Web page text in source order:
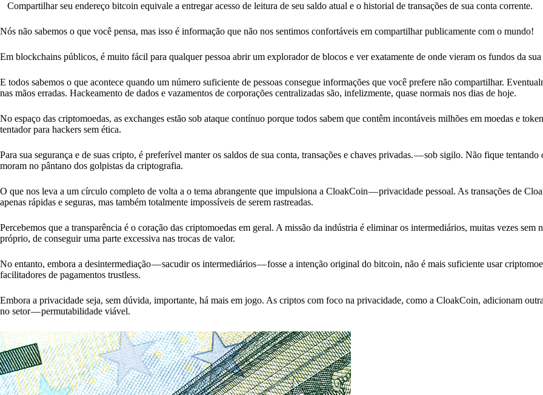
Compartilhar seu endereço bitcoin equivale a entregar acesso de leitura de seu saldo atual e o historial de transações de sua conta corrente.
Nós não sabemos o que você pensa, mas isso é informação que não nos sentimos confortáveis em compartilhar publicamente com o mundo!
Em blockchains públicos, é muito fácil para qualquer pessoa abrir um explorador de blocos e ver exatamente de onde vieram os fundos da
E todos sabemos o que acontece quando um número suficiente de pessoas consegue informações que você prefere não compartilhar.
nas mãos erradas. Hackeamento de dados e vazamentos de corporações centralizadas são, infelizmente, quase normais nos dias de hoje.
No espaço das criptomoedas, as exchanges estão sob ataque contínuo porque todos sabem que contêm incontáveis milhões em moedas e
tentador para hackers sem ética.
Para sua segurança e de suas cripto, é preferível manter os saldos de sua conta, transações e chaves privadas. — sob sigilo. Não fique tentando
moram no pântano dos golpistas da criptografia.
O que nos leva a um círculo completo de volta a o tema abrangente que impulsiona a CloakCoin — privacidade pessoal. As transações de
apenas rápidas e seguras, mas também totalmente impossíveis de serem rastreadas.
Percebemos que a transparência é o coração das criptomoedas em geral. A missão da indústria é eliminar os intermediários, muitas vezes sem
próprio, de conseguir uma parte excessiva nas trocas de valor.
No entanto, embora a desintermediação — sacudir os intermediários — fosse a intenção original do bitcoin, não é mais suficiente usar
facilitadores de pagamentos trustless.
Embora a privacidade seja, sem dúvida, importante, há mais em jogo. As criptos com foco na privacidade, como a CloakCoin, adicionam
no setor — permutabilidade viável.